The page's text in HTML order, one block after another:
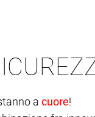
a cuore!